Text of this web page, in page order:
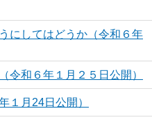
にしてはどうか（令和６年
令和６年１月２５日公開）
１月24日公開）